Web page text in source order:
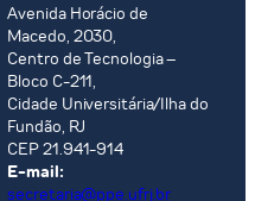
Avenida Horácio de
Macedo, 2030,
Centro de Tecnologia –
Bloco C-211,
Cidade Universitária/Ilha do
Fundão, RJ
CEP 21.941-914
E-mail:
secretaria@ppe.ufrj.br